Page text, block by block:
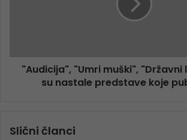
"Audicija", "Umri muški", "Državni
su nastale predstave koje
Slični članci